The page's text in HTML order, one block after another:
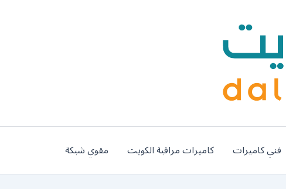
فني كاميرات كاميرات مراقبة الكويت مقوي شبكة